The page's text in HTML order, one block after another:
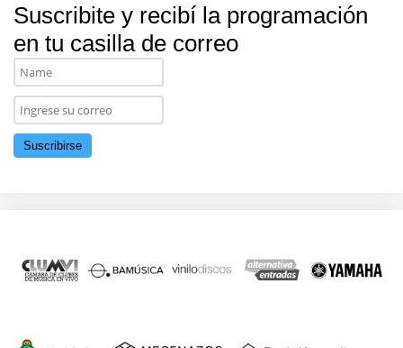
Suscribite y recibí la programación
en tu casilla de correo